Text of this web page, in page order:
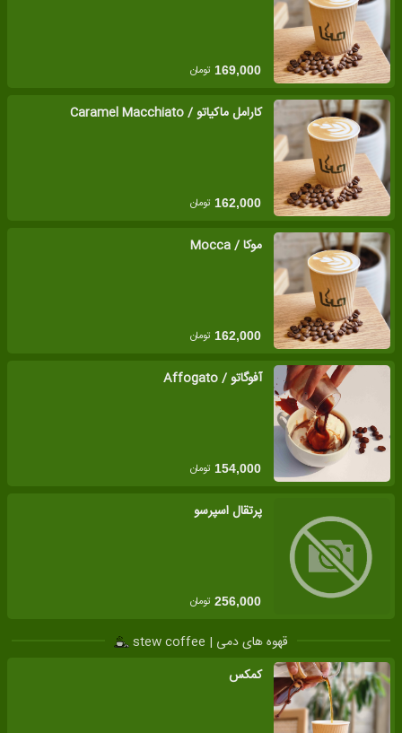
169,000 تومان
کارامل ماکیاتو / Caramel Macchiato
162,000 تومان
موکا / Mocca
162,000 تومان
آفوگاتو / Affogato
154,000 تومان
پرتقال اسپرسو
256,000 تومان
قهوه های دمی | stew coffee
کمکس